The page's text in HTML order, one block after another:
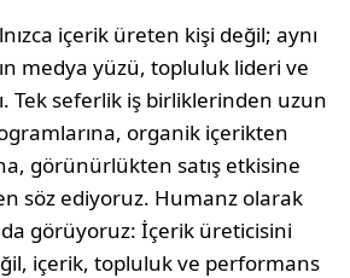
içerik üreten kişi değil; aynı
medya yüzü, topluluk lideri ve
Tek seferlik iş birliklerinden uzun
organik içerikten
görünürlükten satış etkisine
söz ediyoruz. Humanz olarak
görüyoruz: İçerik üreticisini
içerik, topluluk ve performans